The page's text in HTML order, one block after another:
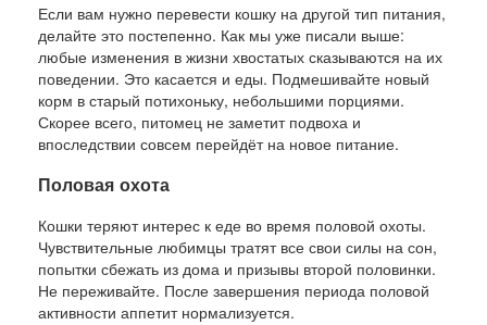
Если вам нужно перевести кошку на другой тип питания,
делайте это постепенно. Как мы уже писали выше:
любые изменения в жизни хвостатых сказываются на их
поведении. Это касается и еды. Подмешивайте новый
корм в старый потихоньку, небольшими порциями.
Скорее всего, питомец не заметит подвоха и
впоследствии совсем перейдёт на новое питание.
Половая охота
Кошки теряют интерес к еде во время половой охоты.
Чувствительные любимцы тратят все свои силы на сон,
попытки сбежать из дома и призывы второй половинки.
Не переживайте. После завершения периода половой
активности аппетит нормализуется.